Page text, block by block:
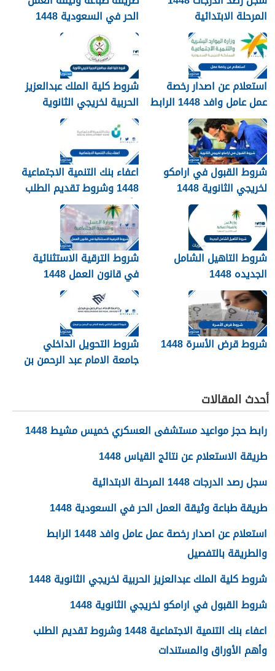
المرحلة الابتدائية
الحر في السعودية 1448
استعلام عن اصدار رخصة
عمل عامل وافد 1448 الرابط
والطريقة بالتفصيل
شروط كلية الملك عبدالعزيز
الحربية لخريجي الثانوية
1448
شروط القبول في ارامكو
لخريجي الثانوية 1448
اعفاء بنك التنمية الاجتماعية
1448 وشروط تقديم الطلب
وأهم الأوراق والمستندات
شروط التاهيل الشامل
الجديده 1448
شروط الترقية الاستثنائية
في قانون العمل 1448
شروط قرض الأسرة 1448
شروط التحويل الداخلي
جامعة الامام عبد الرحمن بن
أحدث المقالات
رابط حجز مواعيد مستشفى العسكري خميس مشيط 1448
طريقة الاستعلام عن نتائج القياس 1448
سجل رصد الدرجات 1448 المرحلة الابتدائية
طريقة طباعة وثيقة العمل الحر في السعودية 1448
استعلام عن اصدار رخصة عمل عامل وافد 1448 الرابط
والطريقة بالتفصيل
شروط كلية الملك عبدالعزيز الحربية لخريجي الثانوية 1448
شروط القبول في ارامكو لخريجي الثانوية 1448
اعفاء بنك التنمية الاجتماعية 1448 وشروط تقديم الطلب
وأهم الأوراق والمستندات